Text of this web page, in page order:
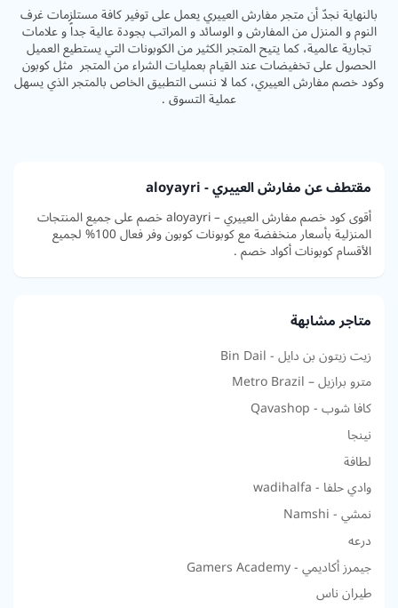
بالنهاية نجدّ أن متجر مفارش العييري يعمل على توفير كافة مستلزمات غرف
النوم و المنزل من المفارش و الوسائد و المراتب بجودة عالية جداً و علامات
تجارية عالمية، كما يتيح المتجر الكثير من الكوبونات التي يستطيع العميل
الحصول على تخفيضات عند القيام بعمليات الشراء من المتجر مثل كوبون
وكود خصم مفارش العييري، كما لا ننسى التطبيق الخاص بالمتجر الذي يسهل
عملية التسوق .
مقتطف عن مفارش العييري - aloyayri
أقوى كود خصم مفارش العييري – aloyayri خصم على جميع المنتجات
المنزلية بأسعار منخفضة مع كوبونات كوبون وفر فعال 100% لجميع
الأقسام كوبونات أكواد خصم .
متاجر مشابهة
زيت زيتون بن دايل - Bin Dail
مترو برازيل – Metro Brazil
كافا شوب - Qavashop
نينجا
لطافة
وادي حلفا - wadihalfa
نمشي - Namshi
درعه
جيمرز أكاديمي - Gamers Academy
طيران ناس